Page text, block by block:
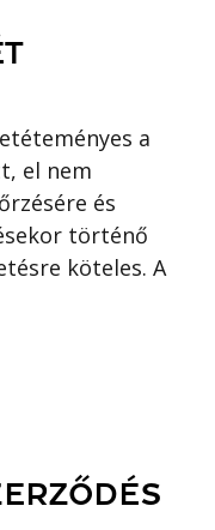
a
el nem
és
történő
köteles. A